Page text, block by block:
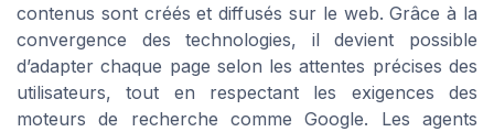
contenus sont créés et diffusés sur le web. Grâce à la
convergence des technologies, il devient possible
d’adapter chaque page selon les attentes précises des
utilisateurs, tout en respectant les exigences des
moteurs de recherche comme Google. Les agents